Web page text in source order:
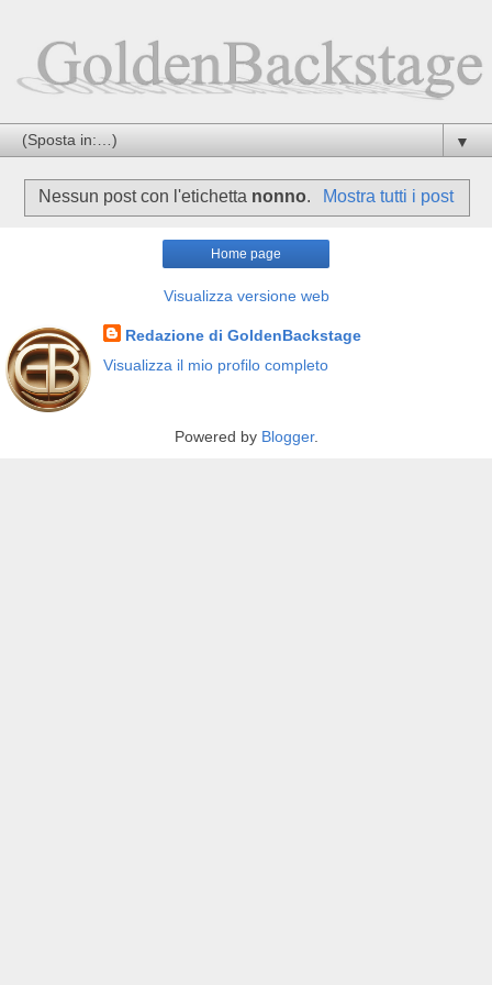
▼
Nessun post con l'etichetta nonno. Mostra tutti i post
Home page
Visualizza versione web
Redazione di GoldenBackstage
Visualizza il mio profilo completo
Powered by Blogger.